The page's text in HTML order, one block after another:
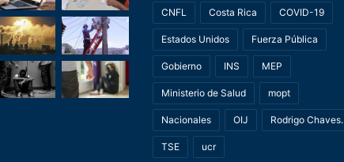
CNFL Costa Rica COVID-19
Estados Unidos Fuerza Pública
Gobierno INS MEP
Ministerio de Salud mopt
Nacionales OIJ Rodrigo Chaves.
TSE ucr